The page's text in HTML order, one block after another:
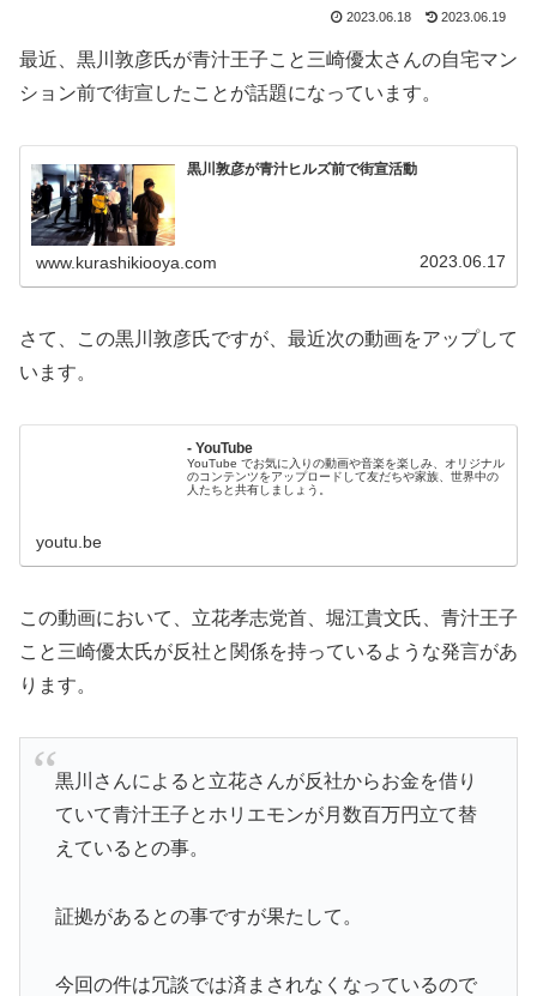
2023.06.18 2023.06.19
最近、黒川敦彦氏が青汁王子こと三崎優太さんの自宅マン
ション前で街宣したことが話題になっています。
黒川敦彦が青汁ヒルズ前で街宣活動
www.kurashikiooya.com 2023.06.17
さて、この黒川敦彦氏ですが、最近次の動画をアップして
います。
- YouTube
YouTube でお気に入りの動画や音楽を楽しみ、オリジナル
のコンテンツをアップロードして友だちや家族、世界中の
人たちと共有しましょう。
youtu.be
この動画において、立花孝志党首、堀江貴文氏、青汁王子
こと三崎優太氏が反社と関係を持っているような発言があ
ります。
黒川さんによると立花さんが反社からお金を借り
ていて青汁王子とホリエモンが月数百万円立て替
えているとの事。
証拠があるとの事ですが果たして。
今回の件は冗談では済まされなくなっているので